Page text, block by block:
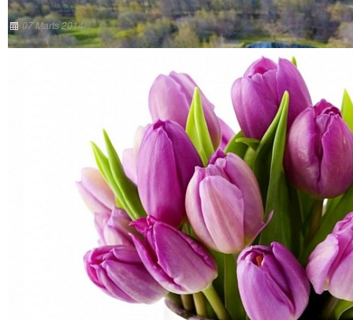
07 Marts 2014